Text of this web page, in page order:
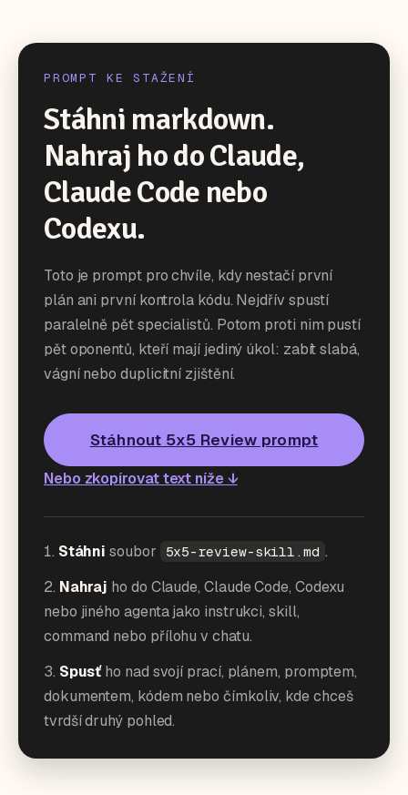
PROMPT KE STAŽENÍ
Stáhni markdown.
Nahraj ho do Claude,
Claude Code nebo
Codexu.
Toto je prompt pro chvíle, kdy nestačí první
plán ani první kontrola kódu. Nejdřív spustí
paralelně pět specialistů. Potom proti nim pustí
pět oponentů, kteří mají jediný úkol: zabít slabá,
vágní nebo duplicitní zjištění.
Stáhnout 5x5 Review prompt
Nebo zkopírovat text níže ↓
Stáhni soubor 5x5-review-skill.md .
Nahraj ho do Claude, Claude Code, Codexu
nebo jiného agenta jako instrukci, skill,
command nebo přílohu v chatu.
Spusťho nad svojí prací, plánem, promptem,
dokumentem, kódem nebo čímkoliv, kde chceš
tvrdší druhý pohled.